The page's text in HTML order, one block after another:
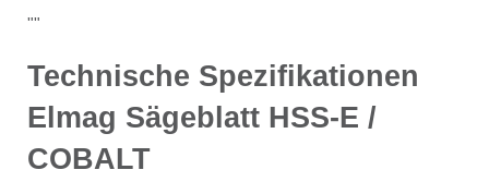
""
Technische Spezifikationen
Elmag Sägeblatt HSS-E /
COBALT